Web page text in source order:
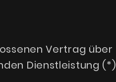
Vertrag über
Dienstleistung (*)